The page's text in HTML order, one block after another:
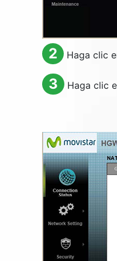
2 Haga clic
3 Haga clic